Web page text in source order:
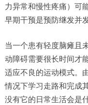
力异常和慢性疼痛）可
早期干预是预防继发并
当一个患有轻度脑瘫且
动障碍需要很长时间才
适应不良的运动模式。
情况下学习走路和完成
没有它的日常生活会是